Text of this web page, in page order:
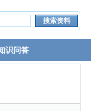
识问答